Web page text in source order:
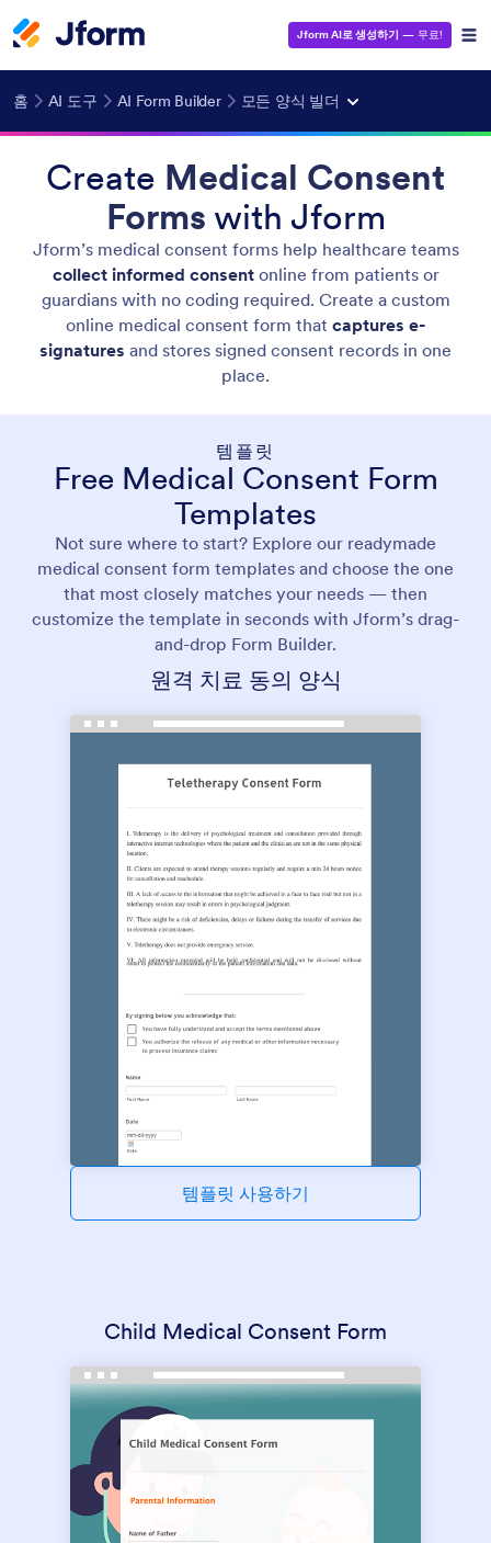
Jform AI로 생성하기 — 무료!
홈 AI 도구 AI Form Builder 모든 양식 빌더
Create Medical Consent
Forms with Jform
Jform’s medical consent forms help healthcare teams
collect informed consentonline from patients or
guardians with no coding required. Create a custom
online medical consent form that captures e-
signatures and stores signed consent records in one
place.
템플릿
Free Medical Consent Form
Templates
Not sure where to start? Explore our readymade
medical consent form templates and choose the one
that most closely matches your needs — then
customize the template in seconds with Jform’s drag-
and-drop Form Builder.
원격 치료 동의 양식
템플릿 사용하기
Child Medical Consent Form